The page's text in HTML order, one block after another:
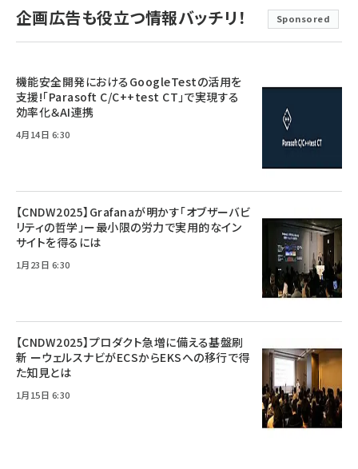
企画広告も役立つ情報バッチリ！ Sponsored
機能安全開発におけるGoogleTestの活用を
支援!「Parasoft C/C++test CT」で実現する
効率化＆AI連携
4月14日 6:30
【CNDW2025】Grafanaが明かす「オブザーバビ
リティの哲学」ー最小限の労力で実用的なイン
サイトを得るには
1月23日 6:30
【CNDW2025】プロダクト急増に備える基盤刷
新 ーウェルスナビがECSからEKSへの移行で得
た知見とは
1月15日 6:30